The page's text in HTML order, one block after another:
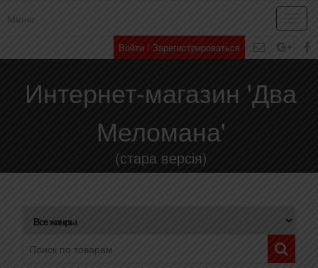
Меню
Войти / Зарегистрироваться
Интернет-магазин 'Два
Меломана'
(стара версія)